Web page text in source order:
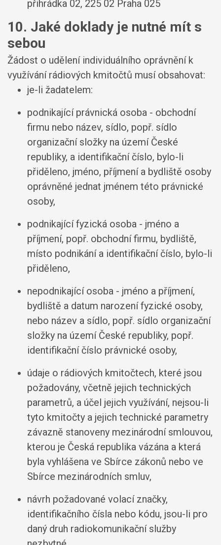
přihrádka 02, 225 02 Praha 025
10. Jaké doklady je nutné mít s
sebou
Žádost o udělení individuálního oprávnění k
využívání rádiových kmitočtů musí obsahovat:
je-li žadatelem:
podnikající právnická osoba - obchodní
firmu nebo název, sídlo, popř. sídlo
organizační složky na území České
republiky, a identifikační číslo, bylo-li
přiděleno, jméno, příjmení a bydliště osoby
oprávněné jednat jménem této právnické
osoby,
podnikající fyzická osoba - jméno a
příjmení, popř. obchodní firmu, bydliště,
místo podnikání a identifikační číslo, bylo-li
přiděleno,
nepodnikající osoba - jméno a příjmení,
bydliště a datum narození fyzické osoby,
nebo název a sídlo, popř. sídlo organizační
složky na území České republiky, popř.
identifikační číslo právnické osoby,
údaje o rádiových kmitočtech, které jsou
požadovány, včetně jejich technických
parametrů, a účel jejich využívání, nejsou-li
tyto kmitočty a jejich technické parametry
závazně stanoveny mezinárodní smlouvou,
kterou je Česká republika vázána a která
byla vyhlášena ve Sbírce zákonů nebo ve
Sbírce mezinárodních smluv,
návrh požadované volací značky,
identifikačního čísla nebo kódu, jsou-li pro
daný druh radiokomunikační služby